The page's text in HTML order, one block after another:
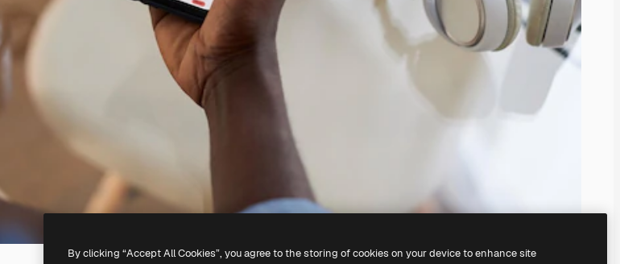
By clicking “Accept All Cookies”, you agree to the storing of cookies on your device to enhance site